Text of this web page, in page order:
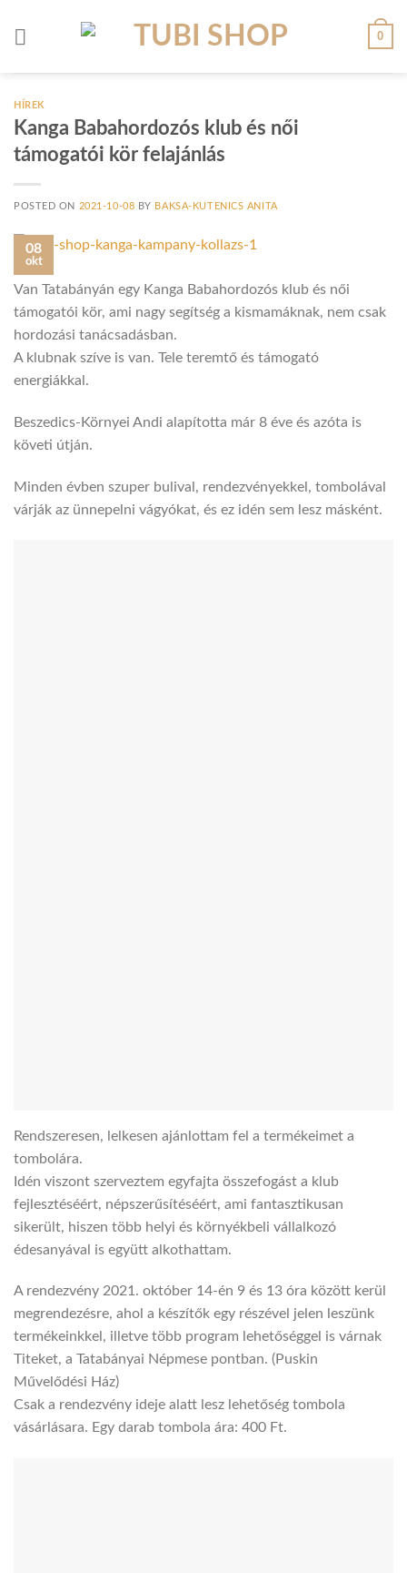
0
HÍREK
Kanga Babahordozós klub és női
támogatói kör felajánlás
POSTED ON 2021-10-08 BY BAKSA-KUTENICS ANITA
08
okt
Van Tatabányán egy Kanga Babahordozós klub és női
támogatói kör, ami nagy segítség a kismamáknak, nem csak
hordozási tanácsadásban.
A klubnak szíve is van. Tele teremtő és támogató
energiákkal.
Beszedics-Környei Andi alapította már 8 éve és azóta is
követi útján.
Minden évben szuper bulival, rendezvényekkel, tombolával
várják az ünnepelni vágyókat, és ez idén sem lesz másként.
Rendszeresen, lelkesen ajánlottam fel a termékeimet a
tombolára.
Idén viszont szerveztem egyfajta összefogást a klub
fejlesztéséért, népszerűsítéséért, ami fantasztikusan
sikerült, hiszen több helyi és környékbeli vállalkozó
édesanyával is együtt alkothattam.
A rendezvény 2021. október 14-én 9 és 13 óra között kerül
megrendezésre, ahol a készítők egy részével jelen leszünk
termékeinkkel, illetve több program lehetőséggel is várnak
Titeket, a Tatabányai Népmese pontban. (Puskin
Művelődési Ház)
Csak a rendezvény ideje alatt lesz lehetőség tombola
vásárlásara. Egy darab tombola ára: 400 Ft.